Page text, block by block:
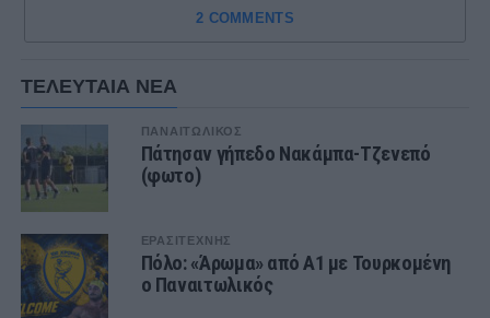
2 COMMENTS
ΤΕΛΕΥΤΑΙΑ ΝΕΑ
ΠΑΝΑΙΤΩΛΙΚΟΣ
Πάτησαν γήπεδο Νακάμπα-Τζενεπό
(φωτο)
ΕΡΑΣΙΤΕΧΝΗΣ
Πόλο: «Άρωμα» από Α1 με Τουρκομένη
ο Παναιτωλικός